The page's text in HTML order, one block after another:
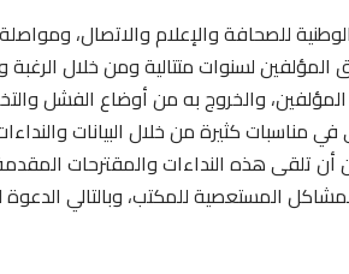
للصحافة والإعلام والاتصال،
لسنوات متتالية ومن خلال الرغبة
والخروج به من أوضاع الفشل
مناسبات كثيرة من خلال البيانات
أن تلقى هذه النداءات والمقترحات
المستعصية للمكتب، وبالتالي الدعوة